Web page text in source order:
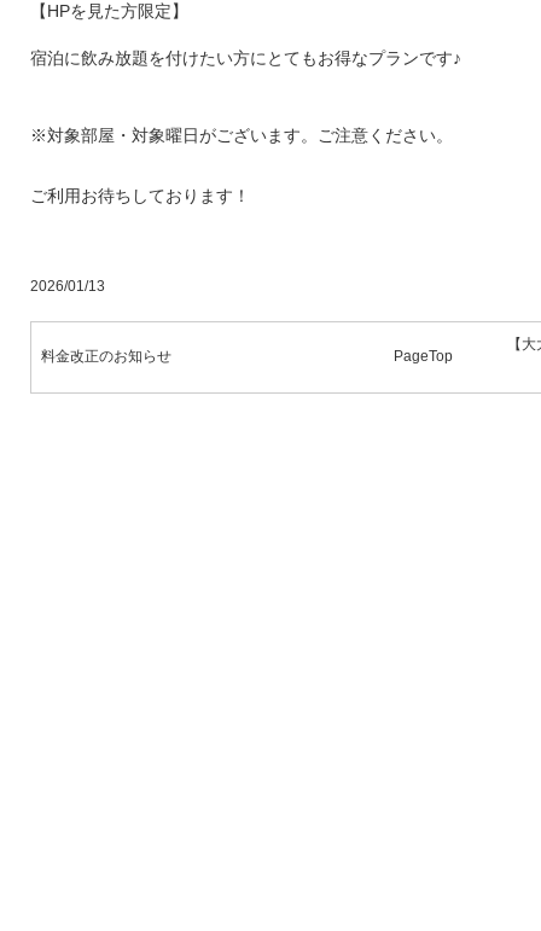
【HPを見た方限定】
宿泊に飲み放題を付けたい方にとてもお得なプランです♪
※対象部屋・対象曜日がございます。ご注意ください。
ご利用お待ちしております！
2026/01/13
料金改正のお知らせ PageTop
【